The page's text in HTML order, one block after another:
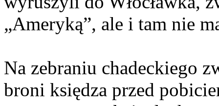
„Ameryką”, ale i tam nie
Na zebraniu chadeckiego
broni księdza przed